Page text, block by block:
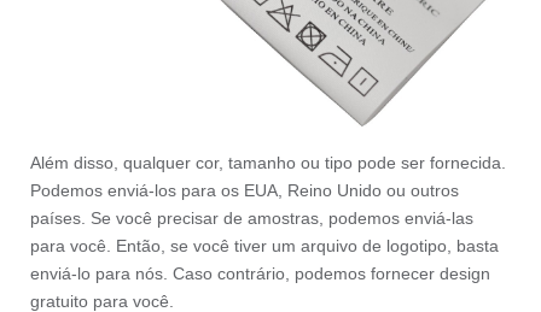
Além disso, qualquer cor, tamanho ou tipo pode ser fornecida.
Podemos enviá-los para os EUA, Reino Unido ou outros
países. Se você precisar de amostras, podemos enviá-las
para você. Então, se você tiver um arquivo de logotipo, basta
enviá-lo para nós. Caso contrário, podemos fornecer design
gratuito para você.